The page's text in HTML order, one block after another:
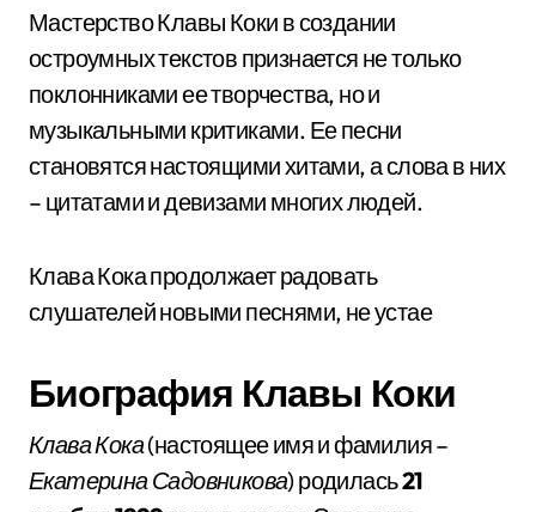
Мастерство Клавы Коки в создании
остроумных текстов признается не только
поклонниками ее творчества, но и
музыкальными критиками. Ее песни
становятся настоящими хитами, а слова в них
– цитатами и девизами многих людей.
Клава Кока продолжает радовать
слушателей новыми песнями, не устае
Биография Клавы Коки
Клава Кока(настоящее имя и фамилия –
Екатерина Садовникова) родилась21